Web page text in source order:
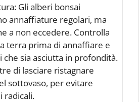
Gli alberi bonsai
annaffiature regolari, ma
a non eccedere. Controlla
terra prima di annaffiare e
che sia asciutta in profondità.
di lasciare ristagnare
sottovaso, per evitare
radicali.